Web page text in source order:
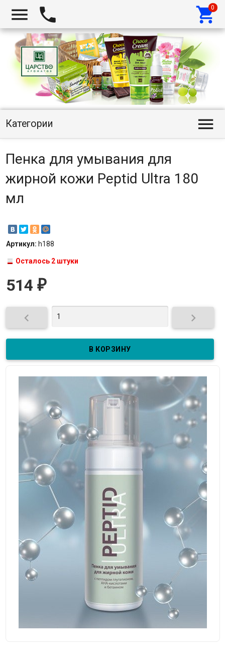
  
Категории 
Пенка для умывания для
жирной кожи Peptid Ultra 180
мл
Артикул: h188
Осталось 2 штуки
514 ₽
 